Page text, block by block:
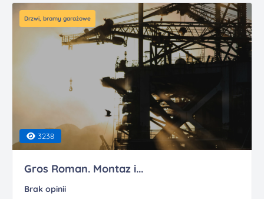
Drzwi, bramy garażowe
3238
Gros Roman. Montaz i...
Brak opinii